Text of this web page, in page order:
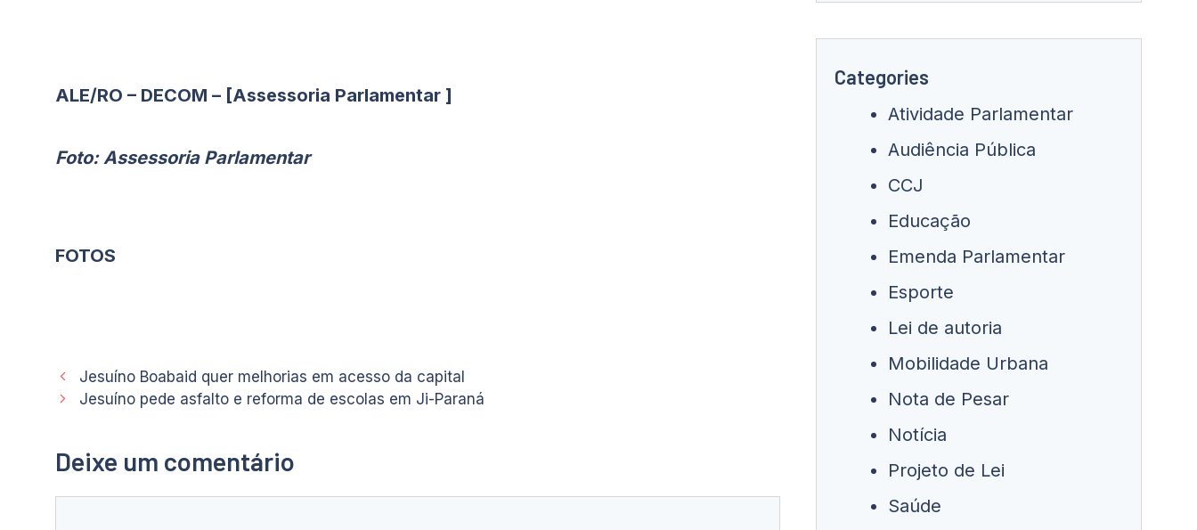
ALE/RO – DECOM – [Assessoria Parlamentar ]
Foto: Assessoria Parlamentar
FOTOS
Jesuíno Boabaid quer melhorias em acesso da capital
Jesuíno pede asfalto e reforma de escolas em Ji-Paraná
Deixe um comentário
Categories
Atividade Parlamentar
Audiência Pública
CCJ
Educação
Emenda Parlamentar
Esporte
Lei de autoria
Mobilidade Urbana
Nota de Pesar
Notícia
Projeto de Lei
Saúde